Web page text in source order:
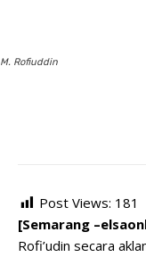
M. Rofiuddin
Post Views: 181
[Semarang
Rofi’udin secara